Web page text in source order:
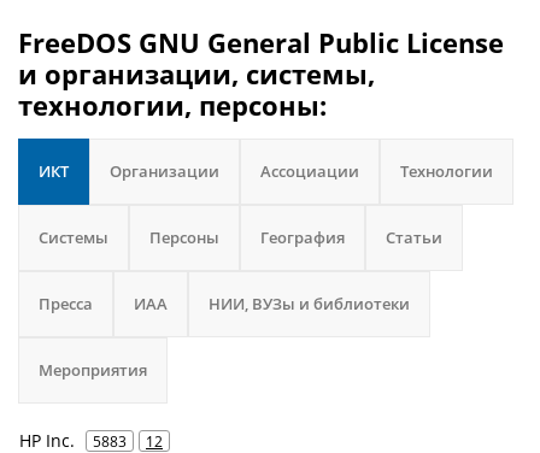
FreeDOS GNU General Public License
и организации, системы,
технологии, персоны:
ИКТ Организации Ассоциации Технологии
Системы Персоны География Статьи
Пресса ИАА НИИ, ВУЗы и библиотеки
Мероприятия
HP Inc. 5883 12